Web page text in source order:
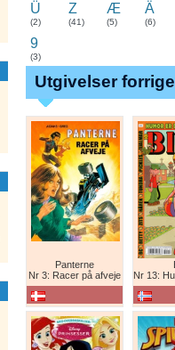
Ü
(2)
Z
(41)
Æ
(5)
Ä
(6)
9
(3)
Utgivelser
Panterne
Nr 3: Racer på afveje
Nr 13: Humor